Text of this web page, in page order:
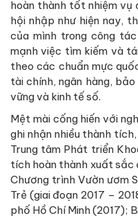
hoàn thành tốt nhiệm
hội nhập như hiện nay,
của mình trong công
mạnh việc tìm kiếm và
theo các chuẩn mực
tài chính, ngân hàng,
vững và kinh tế số.
Mệt mài cống hiến với
ghi nhận nhiều thành
Trung tâm Phát triển
tích hoàn thành xuất sắc
Chương trình Vườn ươm
Trẻ (giai đoạn 2017 –
phố Hồ Chí Minh (2017);